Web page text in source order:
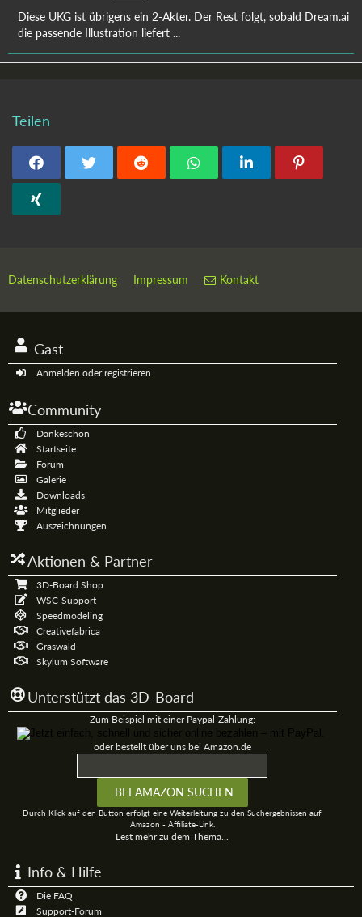
Diese UKG ist übrigens ein 2-Akter. Der Rest folgt, sobald Dream.ai
die passende Illustration liefert ...
Teilen
Datenschutzerklärung Impressum Kontakt
Gast
Anmelden oder registrieren
Community
Dankeschön
Startseite
Forum
Galerie
Downloads
Mitglieder
Auszeichnungen
Aktionen & Partner
3D-Board Shop
WSC-Support
Speedmodeling
Creativefabrica
Graswald
Skylum Software
Unterstützt das 3D-Board
Zum Beispiel mit einer Paypal-Zahlung:
oder bestellt über uns bei Amazon.de
Durch Klick auf den Button erfolgt eine Weiterleitung zu den Suchergebnissen auf
Amazon - Affiliate-Link.
Lest mehr zu dem Thema...
Info & Hilfe
Die FAQ
Support-Forum